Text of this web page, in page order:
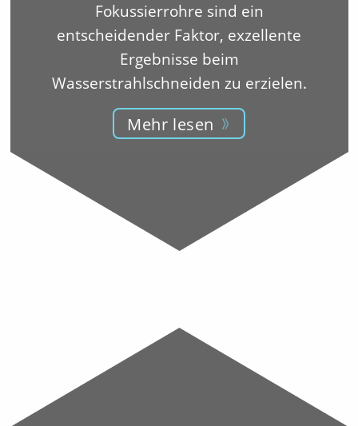
Fokussierrohre sind ein
entscheidender Faktor, exzellente
Ergebnisse beim
Wasserstrahlschneiden zu erzielen.
Mehr lesen